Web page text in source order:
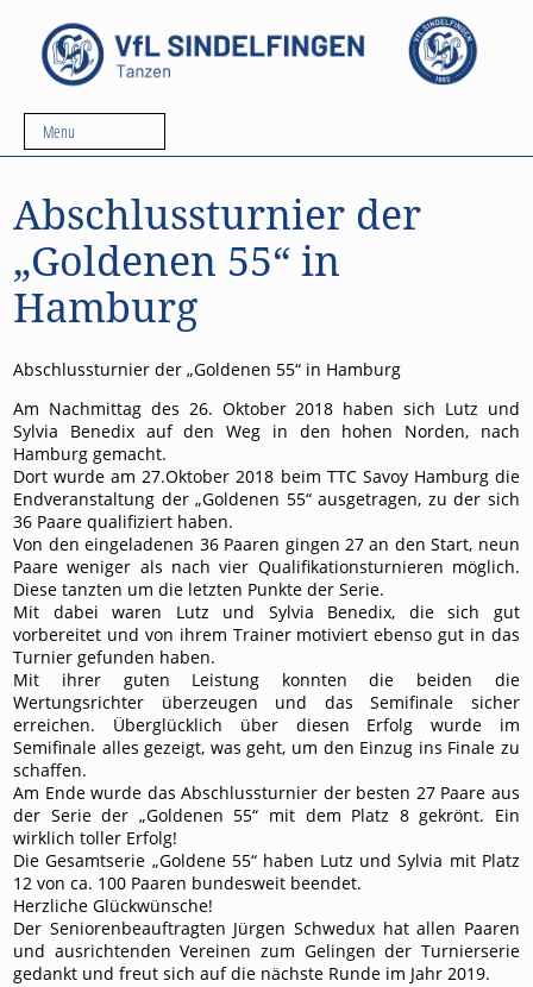
Menu
Abschlussturnier der
„Goldenen 55“ in
Hamburg
Abschlussturnier der „Goldenen 55“ in Hamburg
Am Nachmittag des 26. Oktober 2018 haben sich Lutz und
Sylvia Benedix auf den Weg in den hohen Norden, nach
Hamburg gemacht.
Dort wurde am 27.Oktober 2018 beim TTC Savoy Hamburg die
Endveranstaltung der „Goldenen 55“ ausgetragen, zu der sich
36 Paare qualifiziert haben.
Von den eingeladenen 36 Paaren gingen 27 an den Start, neun
Paare weniger als nach vier Qualifikationsturnieren möglich.
Diese tanzten um die letzten Punkte der Serie.
Mit dabei waren Lutz und Sylvia Benedix, die sich gut
vorbereitet und von ihrem Trainer motiviert ebenso gut in das
Turnier gefunden haben.
Mit ihrer guten Leistung konnten die beiden die
Wertungsrichter überzeugen und das Semifinale sicher
erreichen. Überglücklich über diesen Erfolg wurde im
Semifinale alles gezeigt, was geht, um den Einzug ins Finale zu
schaffen.
Am Ende wurde das Abschlussturnier der besten 27 Paare aus
der Serie der „Goldenen 55“ mit dem Platz 8 gekrönt. Ein
wirklich toller Erfolg!
Die Gesamtserie „Goldene 55“ haben Lutz und Sylvia mit Platz
12 von ca. 100 Paaren bundesweit beendet.
Herzliche Glückwünsche!
Der Seniorenbeauftragten Jürgen Schwedux hat allen Paaren
und ausrichtenden Vereinen zum Gelingen der Turnierserie
gedankt und freut sich auf die nächste Runde im Jahr 2019.